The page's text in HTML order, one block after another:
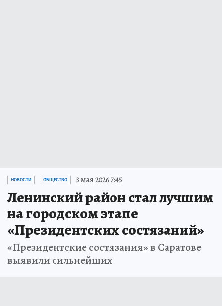
НОВОСТИ ОБЩЕСТВО 3 мая 2026 7:45
Ленинский район стал лучшим
на городском этапе
«Президентских состязаний»
«Президентские состязания» в Саратове
выявили сильнейших